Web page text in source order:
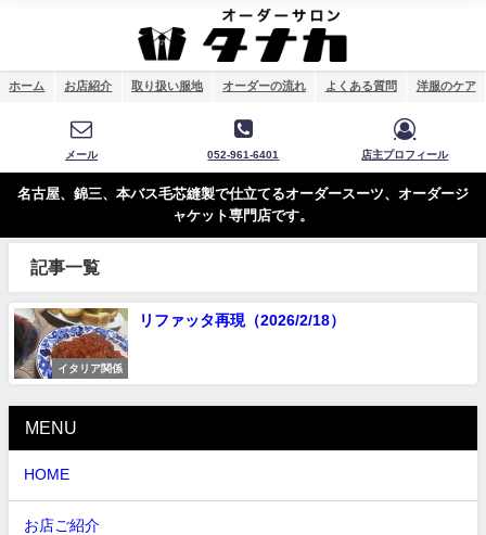
ホーム お店紹介 取り扱い服地 オーダーの流れ よくある質問 洋服のケア
メール 052-961-6401 店主プロフィール
名古屋、錦三、本バス毛芯縫製で仕立てるオーダースーツ、オーダージ
ャケット専門店です。
記事一覧
イタリア関係
リファッタ再現（2026/2/18）
MENU
HOME
お店ご紹介